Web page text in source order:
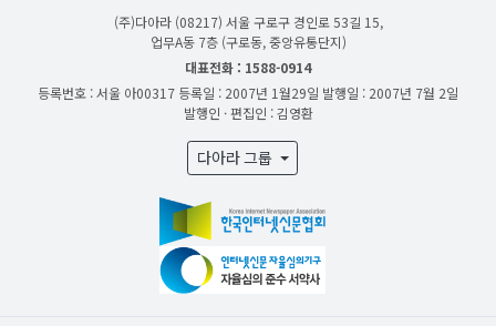
(주)다아라 (08217) 서울 구로구 경인로 53길 15,
업무A동 7층 (구로동, 중앙유통단지)
대표전화 : 1588-0914
등록번호 : 서울 아00317 등록일 : 2007년 1월29일 발행일 : 2007년 7월 2일
발행인 · 편집인 : 김영환
다아라 그룹